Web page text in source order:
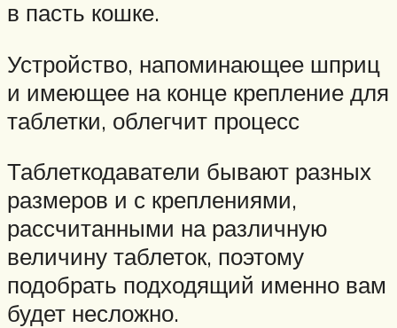
в пасть кошке.
Устройство, напоминающее шприц
и имеющее на конце крепление для
таблетки, облегчит процесс
Таблеткодаватели бывают разных
размеров и с креплениями,
рассчитанными на различную
величину таблеток, поэтому
подобрать подходящий именно вам
будет несложно.